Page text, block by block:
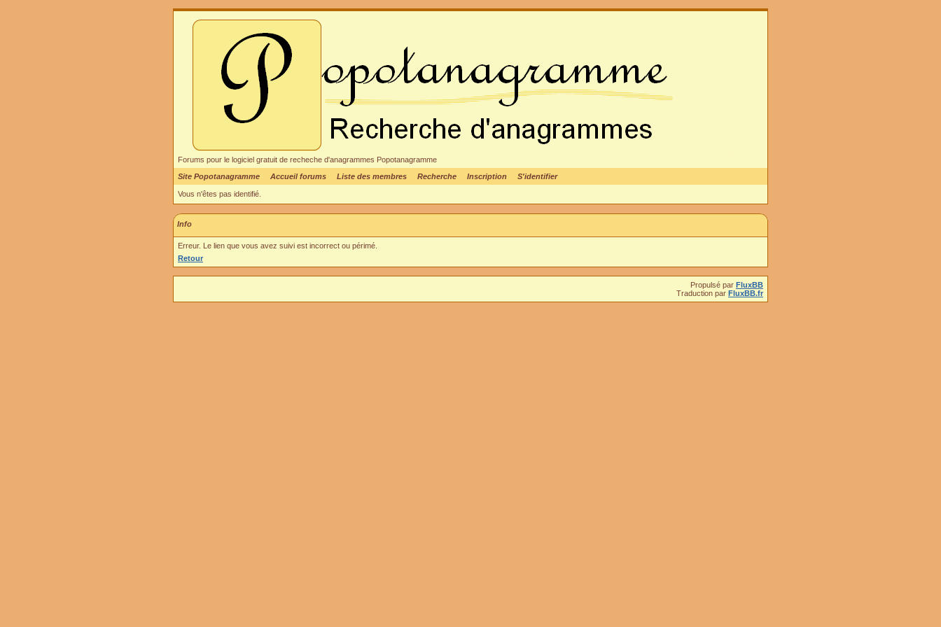
Forums pour le logiciel gratuit de recheche d'anagrammes Popotanagramme
Site Popotanagramme
Accueil forums Liste des membres Recherche Inscription S'identifier
Vous n'êtes pas identifié.
Info
Erreur. Le lien que vous avez suivi est incorrect ou périmé.
Retour
Propulsé par FluxBB
Traduction par FluxBB.fr